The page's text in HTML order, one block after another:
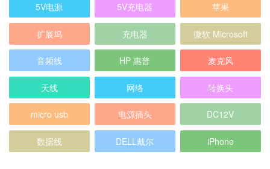
5V电源 5V充电器 苹果
扩展坞 充电器 微软 Microsoft
音频线 HP 惠普 麦克风
天线 网络 转换头
micro usb 电源插头 DC12V
数据线 DELL戴尔 iPhone